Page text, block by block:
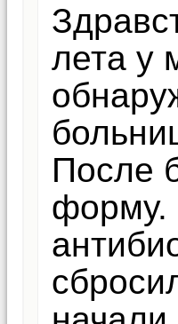
лета у
После
форму.